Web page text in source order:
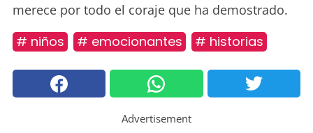
merece por todo el coraje que ha demostrado.
# niños # emocionantes # historias
Advertisement